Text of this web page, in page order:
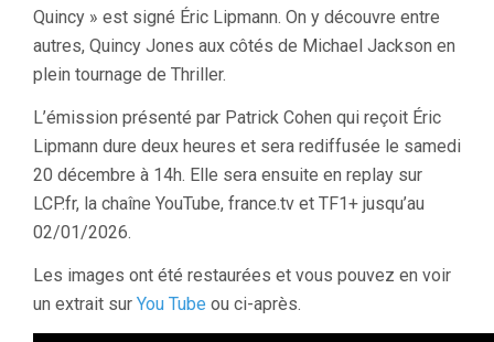
Quincy » est signé Éric Lipmann. On y découvre entre
autres, Quincy Jones aux côtés de Michael Jackson en
plein tournage de Thriller.
L’émission présenté par Patrick Cohen qui reçoit Éric
Lipmann dure deux heures et sera rediffusée le samedi
20 décembre à 14h. Elle sera ensuite en replay sur
LCP.fr, la chaîne YouTube, france.tv et TF1+ jusqu’au
02/01/2026.
Les images ont été restaurées et vous pouvez en voir
un extrait sur You Tube ou ci-après.